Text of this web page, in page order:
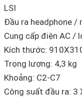
LSI
Đầu ra headphone /
Cung cấp điện AC /
Kích thước:
Trọng lượng: 4,3 kg
Khoảng: C2-C7
Công suất đầu ra: 3